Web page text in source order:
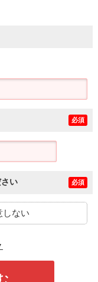
必須
い 必須
しない